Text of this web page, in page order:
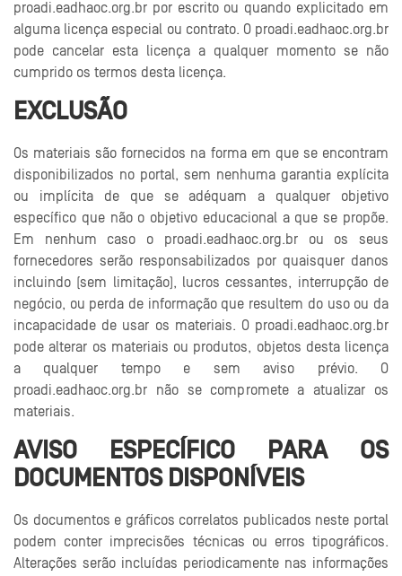
proadi.eadhaoc.org.br por escrito ou quando explicitado em
alguma licença especial ou contrato. O proadi.eadhaoc.org.br
pode cancelar esta licença a qualquer momento se não
cumprido os termos desta licença.
EXCLUSÃO
Os materiais são fornecidos na forma em que se encontram
disponibilizados no portal, sem nenhuma garantia explícita
ou implícita de que se adéquam a qualquer objetivo
específico que não o objetivo educacional a que se propõe.
Em nenhum caso o proadi.eadhaoc.org.br ou os seus
fornecedores serão responsabilizados por quaisquer danos
incluindo (sem limitação), lucros cessantes, interrupção de
negócio, ou perda de informação que resultem do uso ou da
incapacidade de usar os materiais. O proadi.eadhaoc.org.br
pode alterar os materiais ou produtos, objetos desta licença
a qualquer tempo e sem aviso prévio. O
proadi.eadhaoc.org.br não se compromete a atualizar os
materiais.
AVISO ESPECÍFICO PARA OS
DOCUMENTOS DISPONÍVEIS
Os documentos e gráficos correlatos publicados neste portal
podem conter imprecisões técnicas ou erros tipográficos.
Alterações serão incluídas periodicamente nas informações